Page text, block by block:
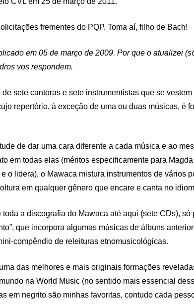
frementes do PQP. Toma aí, filho de Bach!
em 05 de março de 2009. Por que o atualizei
vos respondem.
de sete cantoras e sete instrumentistas que se
repertório, à exceção de uma ou duas músicas, é
de dar uma cara diferente a cada música e ao
em todas elas (méritos especificamente para
o lidera), o Mawaca mistura instrumentos de vários
em qualquer gênero que encare e canta no
toda a discografia do Mawaca até aqui (sete CDs),
que incorpora algumas músicas de álbuns
compêndio de releituras etnomusicológicas.
das melhores e mais originais formações
na World Music (no sentido mais essencial
em negrito são minhas favoritas, contudo cada